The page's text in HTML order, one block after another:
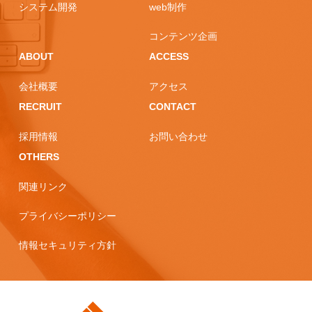
システム開発 web制作
コンテンツ企画
ABOUT
会社概要
ACCESS
アクセス
RECRUIT
採用情報
CONTACT
お問い合わせ
OTHERS
関連リンク
プライバシーポリシー
情報セキュリティ方針